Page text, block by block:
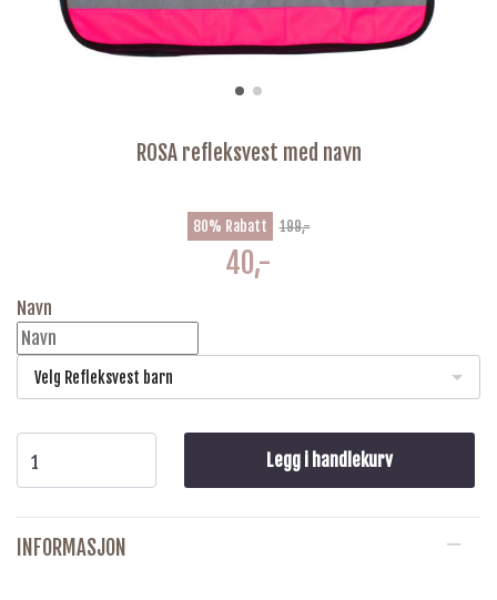
ROSA refleksvest med navn
80% Rabatt 199,-
40,-
Navn
Velg Refleksvest barn
Legg i handlekurv
INFORMASJON